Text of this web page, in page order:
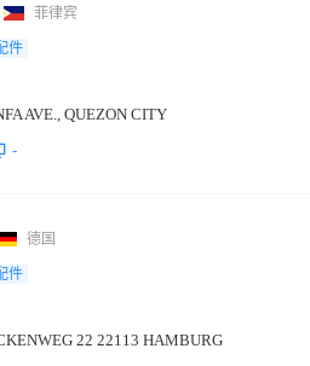
菲律宾
件
AVE., QUEZON CITY
-
德国
件
22 22113 HAMBURG